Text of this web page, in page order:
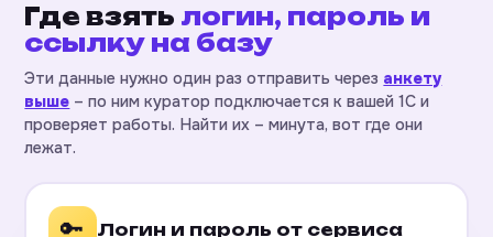
Где взять логин, пароль и
ссылку на базу
Эти данные нужно один раз отправить через анкету
выше – по ним куратор подключается к вашей 1С и
проверяет работы. Найти их – минута, вот где они
лежат.
🔑 Логин и пароль от сервиса